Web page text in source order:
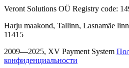
Veront Solutions OÜ Registry code:
Harju maakond, Tallinn, Lasnamäe
11415
2009—2025, XV Payment System
конфиденциальности